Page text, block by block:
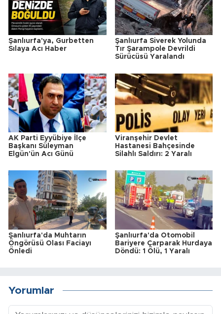
Şanlıurfa'ya, Gurbetten
Sılaya Acı Haber
Şanlıurfa Siverek Yolunda
Tır Şarampole Devrildi
Sürücüsü Yaralandı
AK Parti Eyyübiye İlçe
Başkanı Süleyman
Elgün'ün Acı Günü
Viranşehir Devlet
Hastanesi Bahçesinde
Silahlı Saldırı: 2 Yaralı
Şanlıurfa'da Muhtarın
Öngörüsü Olası Faciayı
Önledi
Şanlıurfa'da Otomobil
Bariyere Çarparak Hurdaya
Döndü: 1 Ölü, 1 Yaralı
Yorumlar